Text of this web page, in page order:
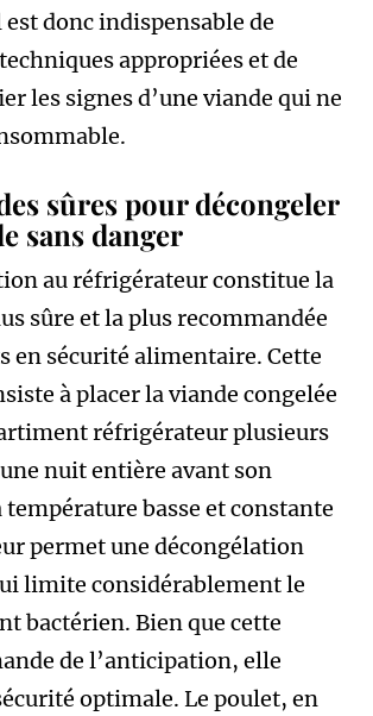
donc indispensable de
appropriées et de
les signes d’une viande qui ne
sûres pour décongeler
sans danger
au réfrigérateur constitue la
sûre et la plus recommandée
en sécurité alimentaire. Cette
à placer la viande congelée
réfrigérateur plusieurs
nuit entière avant son
basse et constante
permet une décongélation
limite considérablement le
bactérien. Bien que cette
de l’anticipation, elle
optimale. Le poulet, en